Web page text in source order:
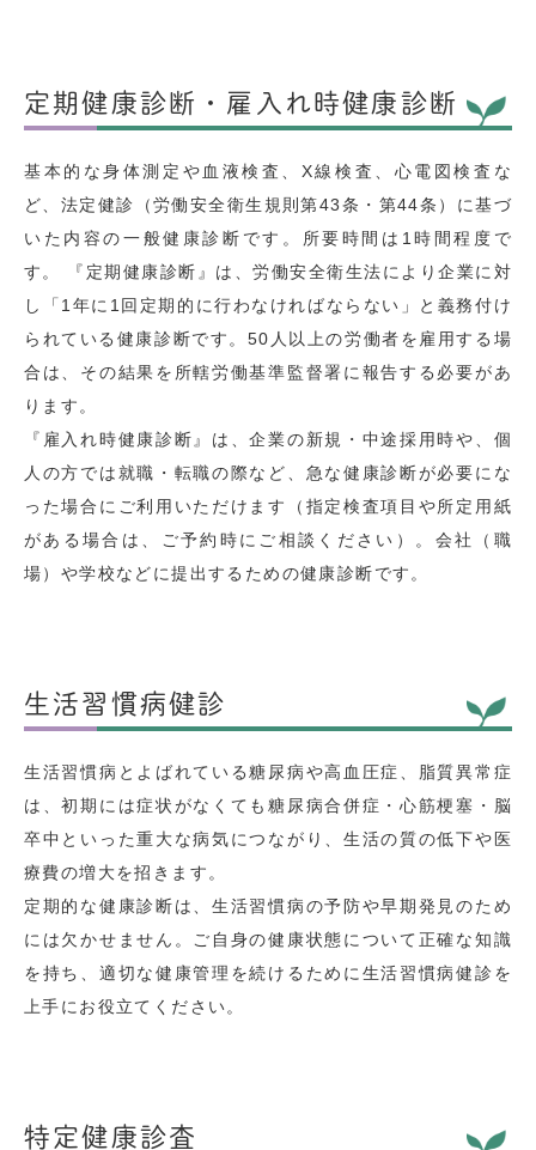
定期健康診断・雇入れ時健康診断
基本的な身体測定や血液検査、X線検査、心電図検査な
ど、法定健診（労働安全衛生規則第43条・第44条）に基づ
いた内容の一般健康診断です。所要時間は1時間程度で
す。 『定期健康診断』は、労働安全衛生法により企業に対
し「1年に1回定期的に行わなければならない」と義務付け
られている健康診断です。50人以上の労働者を雇用する場
合は、その結果を所轄労働基準監督署に報告する必要があ
ります。
『雇入れ時健康診断』は、企業の新規・中途採用時や、個
人の方では就職・転職の際など、急な健康診断が必要にな
った場合にご利用いただけます（指定検査項目や所定用紙
がある場合は、ご予約時にご相談ください）。会社（職
場）や学校などに提出するための健康診断です。
生活習慣病健診
生活習慣病とよばれている糖尿病や高血圧症、脂質異常症
は、初期には症状がなくても糖尿病合併症・心筋梗塞・脳
卒中といった重大な病気につながり、生活の質の低下や医
療費の増大を招きます。
定期的な健康診断は、生活習慣病の予防や早期発見のため
には欠かせません。ご自身の健康状態について正確な知識
を持ち、適切な健康管理を続けるために生活習慣病健診を
上手にお役立てください。
特定健康診査